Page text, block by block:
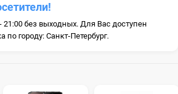
21:00 без выходных. Для Вас доступен
по городу: Санкт-Петербург.